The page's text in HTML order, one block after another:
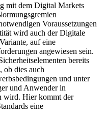
mit dem Digital Markets
Voraussetzungen
wird auch der Digitale
auf eine
angewiesen sein.
bereits
ob dies auch
und unter
und Anwender in
wird. Hier kommt der
eine